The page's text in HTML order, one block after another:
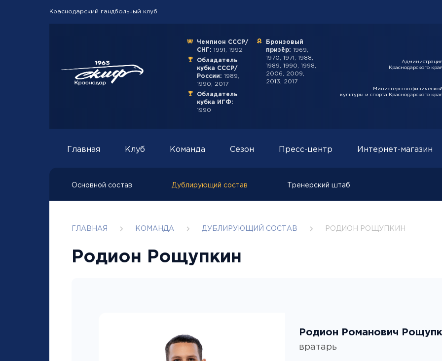
Краснодарский гандбольный клуб
Чемпион СССР/
СНГ: 1991, 1992
Обладатель
кубка СССР/
России: 1989,
1990, 2017
Обладатель
кубка ИГФ:
1990
Бронзовый
призёр: 1969,
1970, 1971, 1988,
1989, 1990, 1998,
2006, 2009,
2013, 2017
Краснодарского
Министерство
культуры и спорта Краснодарского
Главная Клуб Команда Сезон Пресс-центр Интернет-магазин
Основной состав Дублирующий состав Тренерский штаб
ГЛАВНАЯ КОМАНДА ДУБЛИРУЮЩИЙ СОСТАВ РОДИОН РОЩУПКИН
Родион Рощупкин
Родион Романович
вратарь